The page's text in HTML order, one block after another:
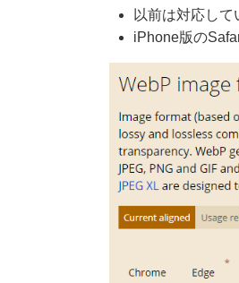
以前は対応し
iPhone版の